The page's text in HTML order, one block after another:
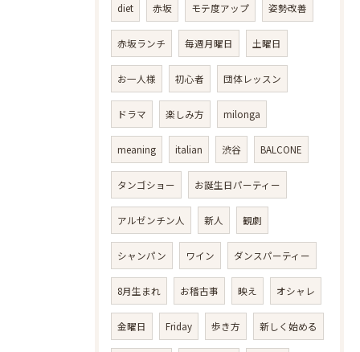
diet 赤坂 モテ度アップ 姿勢改善
赤坂ランチ 毎週月曜日 土曜日
お一人様 初心者 団体レッスン
ドラマ 楽しみ方 milonga
meaning italian 渋谷 BALCONE
タンゴショー お誕生日パーティー
アルゼンチン人 新人 観劇
シャンパン ワイン ダンスパーティー
8月生まれ お稽古事 映え オシャレ
金曜日 Friday 歩き方 新しく始める